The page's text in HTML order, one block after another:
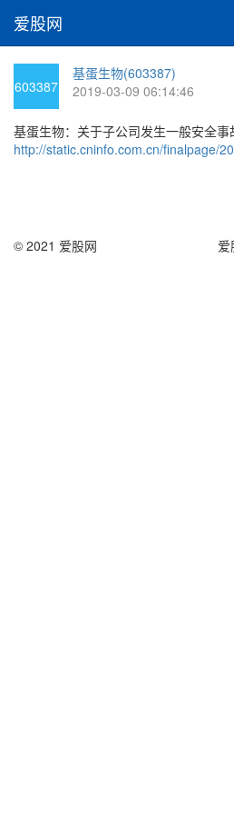
爱股网
603387
基蛋生物(603387)
2019-03-09 06:14:46
基蛋生物：关于子公司发生一般安全事
http://static.cninfo.com.cn/finalpage/
© 2021 爱股网 爱